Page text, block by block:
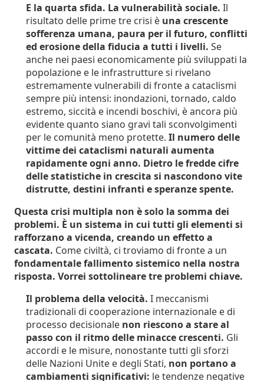
E la quarta sfida. La vulnerabilità sociale. Il
risultato delle prime tre crisi è una crescente
sofferenza umana, paura per il futuro, conflitti
ed erosione della fiducia a tutti i livelli. Se
anche nei paesi economicamente più sviluppati la
popolazione e le infrastrutture si rivelano
estremamente vulnerabili di fronte a cataclismi
sempre più intensi: inondazioni, tornado, caldo
estremo, siccità e incendi boschivi, è ancora più
evidente quanto siano gravi tali sconvolgimenti
per le comunità meno protette. Il numero delle
vittime dei cataclismi naturali aumenta
rapidamente ogni anno. Dietro le fredde cifre
delle statistiche in crescita si nascondono vite
distrutte, destini infranti e speranze spente.
Questa crisi multipla non è solo la somma dei
problemi. È un sistema in cui tutti gli elementi si
rafforzano a vicenda, creando un effetto a
cascata. Come civiltà, ci troviamo di fronte a un
fondamentale fallimento sistemico nella nostra
risposta. Vorrei sottolineare tre problemi chiave.
Il problema della velocità. I meccanismi
tradizionali di cooperazione internazionale e di
processo decisionale non riescono a stare al
passo con il ritmo delle minacce crescenti. Gli
accordi e le misure, nonostante tutti gli sforzi
delle Nazioni Unite e degli Stati, non portano a
cambiamenti significativi: le tendenze negative